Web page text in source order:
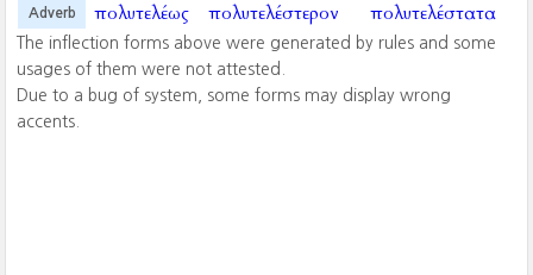
Adverb πολυτελέως πολυτελέστερον πολυτελέστατα
The inflection forms above were generated by rules and some
usages of them were not attested.
Due to a bug of system, some forms may display wrong
accents.